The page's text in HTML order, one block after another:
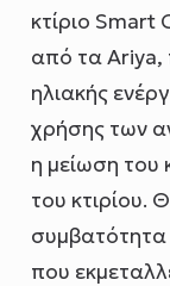
κτίριο Smart
από τα Ariya,
ηλιακής
χρήσης των
η μείωση του
του κτιρίου.
συμβατότητα
που